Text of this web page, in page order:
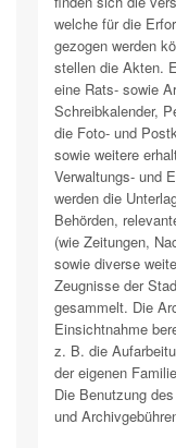
welche für die
gezogen werden
stellen die Akten.
eine Rats- sowie
Schreibkalender,
die Foto- und
sowie weitere
Verwaltungs- und
werden die
Behörden,
(wie Zeitungen,
sowie diverse
Zeugnisse der
gesammelt. Die
Einsichtnahme
z. B. die
der eigenen
Die Benutzung
und